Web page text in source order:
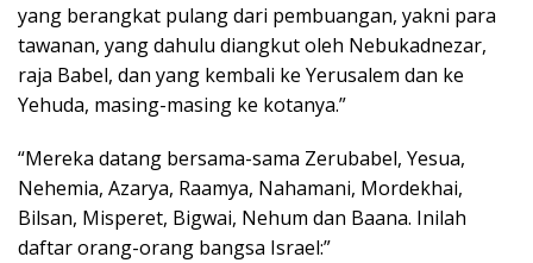
yang berangkat pulang dari pembuangan, yakni para
tawanan, yang dahulu diangkut oleh Nebukadnezar,
raja Babel, dan yang kembali ke Yerusalem dan ke
Yehuda, masing-masing ke kotanya.”
“Mereka datang bersama-sama Zerubabel, Yesua,
Nehemia, Azarya, Raamya, Nahamani, Mordekhai,
Bilsan, Misperet, Bigwai, Nehum dan Baana. Inilah
daftar orang-orang bangsa Israel:”